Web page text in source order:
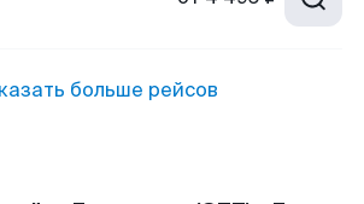
больше рейсов